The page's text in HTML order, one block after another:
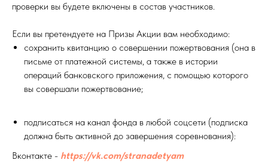
проверки вы будете включены в состав участников.
Если вы претендуете на Призы Акции вам необходимо:
сохранить квитанцию о совершении пожертвования (она в
письме от платежной системы, а также в истории
операций банковского приложения, с помощью которого
вы совершали пожертвование;
подписаться на канал фонда в любой соцсети (подписка
должна быть активной до завершения соревнования):
Вконтакте - https://vk.com/stranadetyam